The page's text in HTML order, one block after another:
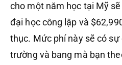
cho một năm học tại Mỹ
đại học công lập và
thục. Mức phí này sẽ có
trường và bang mà bạn